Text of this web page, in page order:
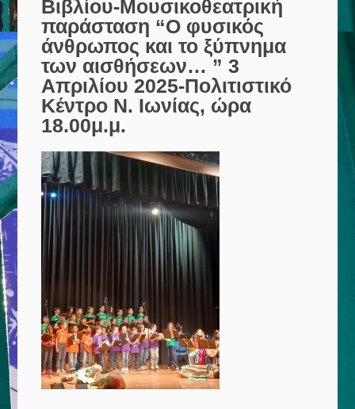
Βιβλίου-Μουσικοθεατρική
παράσταση “Ο φυσικός
άνθρωπος και το ξύπνημα
των αισθήσεων… ” 3
Απριλίου 2025-Πολιτιστικό
Κέντρο Ν. Ιωνίας, ώρα
18.00μ.μ.